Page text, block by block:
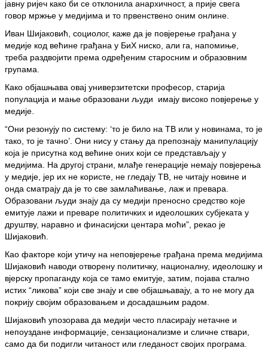
јавну ријеч како би се отклонила анархичност, а прије свега
говор мржње у медијима и то првенствено оним онлине.
Иван Шијаковић, социолог, каже да је повјерење грађана у
медије код већине грађана у БиХ ниско, али га, напомиње,
треба раздвојити према одређеним старосним и образовним
групама.
Како објашњава овај универзитетски професор, старија
популација и мање образовани људи имају високо повјерење у
медије.
“Они резонују по систему: ‘то је било на ТВ или у новинама, то је
тако, то је тачно’. Они нису у стању да препознају манипулацију
која је присутна код већине оних који се представљају у
медијима. На другој страни, млађе генерације немају повјерења
у медије, јер их не користе, не гледају ТВ, не читају новине и
онда сматрају да је то све замлаћивање, лаж и превара.
Образовани људи знају да су медији преносно средство које
емитује лажи и преваре политичких и идеолошких субјеката у
друштву, наравно и финасијски центара моћи”, рекао је
Шијаковић.
Као факторе који утичу на неповјерење грађана према медијима
Шијаковић наводи отворену политичку, националну, идеолошку и
вјерску пропаганду која се тамо емитује, затим, појава стално
истих “ликова” који све знају и све објашњавају, а то не могу да
покрију својим образовањем и досадашњим радом.
Шијаковић упозорава да медији често пласирају нетачне и
непоуздане информације, сензационализме и сличне ствари,
само да би подигли читаност или гледаност својих програма.